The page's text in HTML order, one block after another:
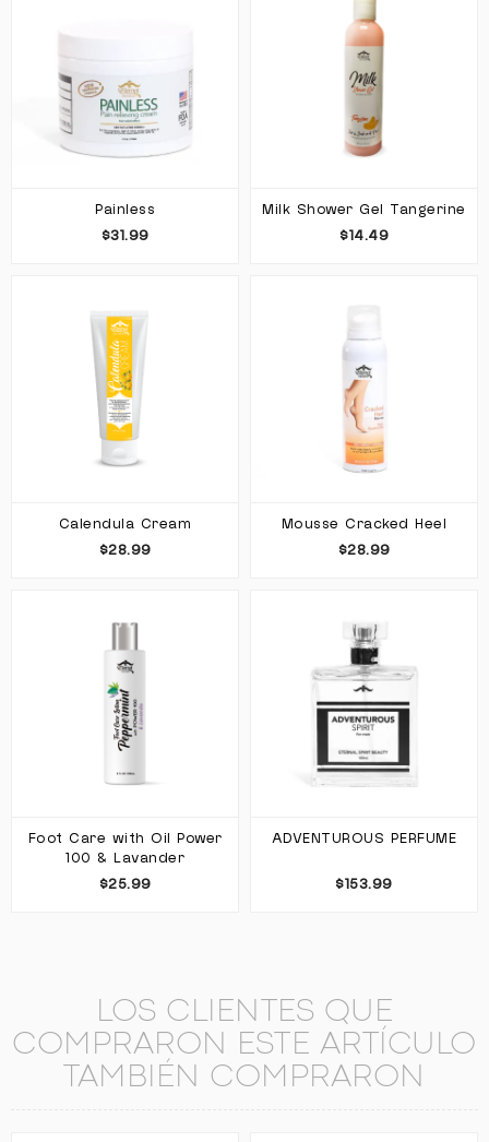
Painless
$31.99
Milk Shower Gel Tangerine
$14.49
Calendula Cream
$28.99
Mousse Cracked Heel
$28.99
Foot Care with Oil Power
100 & Lavander
$25.99
ADVENTUROUS PERFUME
$153.99
LOS CLIENTES QUE
COMPRARON ESTE ARTÍCULO
TAMBIÉN COMPRARON